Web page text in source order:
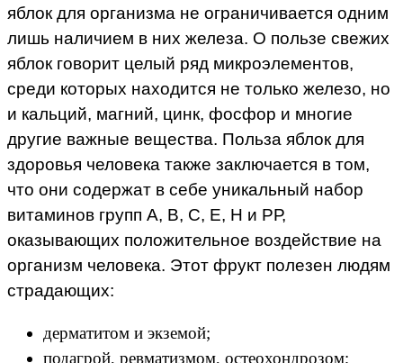
яблок для организма не ограничивается одним
лишь наличием в них железа. О пользе свежих
яблок говорит целый ряд микроэлементов,
среди которых находится не только железо, но
и кальций, магний, цинк, фосфор и многие
другие важные вещества. Польза яблок для
здоровья человека также заключается в том,
что они содержат в себе уникальный набор
витаминов групп А, В, С, Е, Н и РР,
оказывающих положительное воздействие на
организм человека. Этот фрукт полезен людям
страдающих:
дерматитом и экземой;
подагрой, ревматизмом, остеохондрозом;